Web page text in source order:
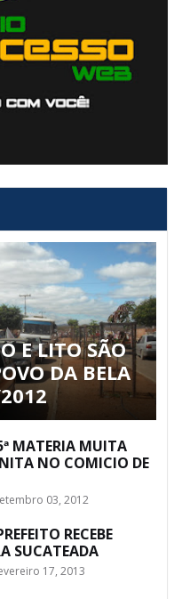
E LITO SÃO
DA BELA
MATERIA MUITA
NO COMICIO DE
03, 2012
RECEBE
SUCATEADA
17, 2013